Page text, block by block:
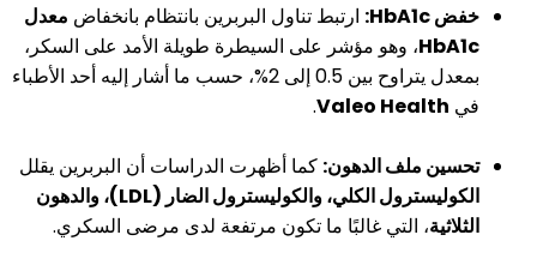
خفض HbA1c: ارتبط تناول البربرين بانتظام بانخفاض معدل
HbA1c، وهو مؤشر على السيطرة طويلة الأمد على السكر،
بمعدل يتراوح بين 0.5 إلى 2%، حسب ما أشار إليه أحد الأطباء
في Valeo Health
.
تحسين ملف الدهون: كما أظهرت الدراسات أن البربرين يقلل
الكوليسترول الكلي، والكوليسترول الضار (LDL)، والدهون
الثلاثية، التي غالبًا ما تكون مرتفعة لدى مرضى السكري.